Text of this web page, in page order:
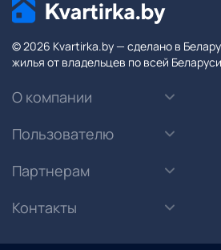
© 2026 Kvartirka.by — сделано в
жилья от владельцев по всей
О компании
Пользователю
Партнерам
Контакты